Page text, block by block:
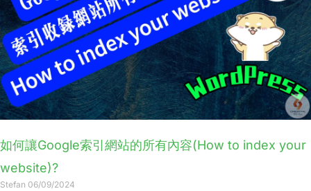
如何讓Google索引網站的所有內容(How to index your
website)?
Stefan 06/09/2024